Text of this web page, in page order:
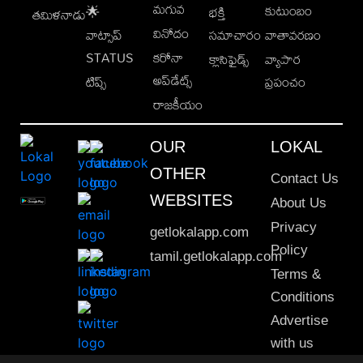
తమిళనాడు🌟
వాట్సాప్
STATUS
టిప్స్
మగువ
వినోదం
కరోనా
అప్‌డేట్స్
రాజకీయం
భక్తి
సమాచారం
క్లాసిఫైడ్స్
కుటుంబం
వాతావరణం
వ్యాపార
ప్రపంచం
OUR
OTHER
WEBSITES
getlokalapp.com
tamil.getlokalapp.com
LOKAL
Contact Us
About Us
Privacy
Policy
Terms &
Conditions
Advertise
with us